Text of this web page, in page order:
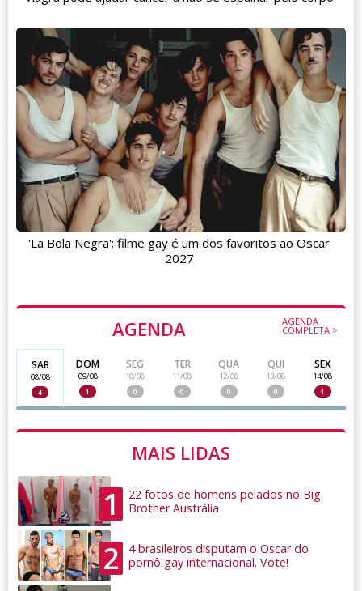
AGENDA AGENDA
COMPLETA >
SAB
08/08
4
DOM
09/08
1
SEG
10/08
0
TER
11/08
0
QUA
12/08
0
QUI
13/08
0
SEX
14/08
1
MAIS LIDAS
1
22 fotos de homens pelados no Big
Brother Austrália
2
4 brasileiros disputam o Oscar do
pornô gay internacional. Vote!
'La Bola Negra': filme gay é um dos favoritos ao Oscar
2027